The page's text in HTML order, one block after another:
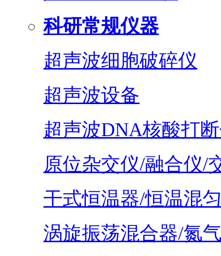
科研常规仪器
超声波细胞破碎仪
超声波设备
超声波DNA核酸打
原位杂交仪/融合仪/
干式恒温器/恒温混
涡旋振荡混合器/氮